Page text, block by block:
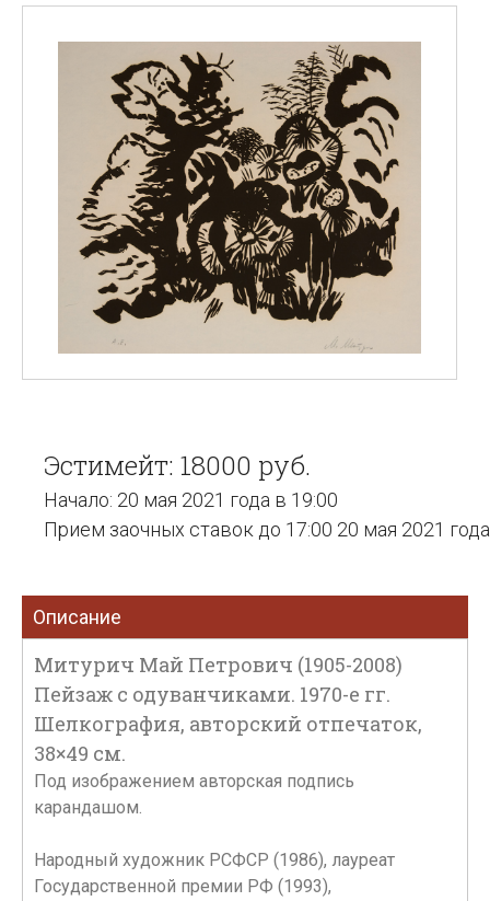
Эстимейт: 18000 руб.
Начало: 20 мая 2021 года в 19:00
Прием заочных ставок до 17:00 20 мая 2021 года
Описание
Митурич Май Петрович (1905-2008)
Пейзаж с одуванчиками. 1970-е гг.
Шелкография, авторский отпечаток,
38×49 см.
Под изображением авторская подпись
карандашом.
Народный художник РСФСР (1986), лауреат
Государственной премии РФ (1993),